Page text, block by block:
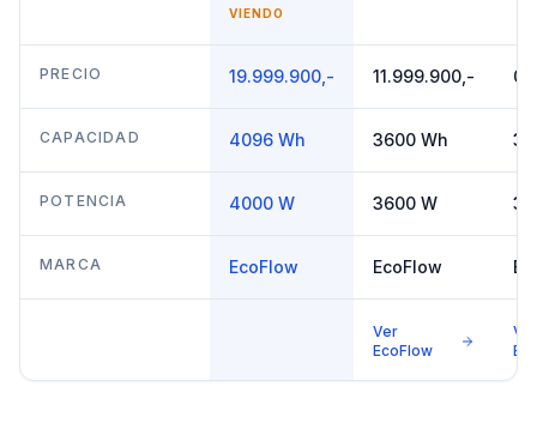
DELTA Pro 3
VIENDO
DELTA Pro
PRECIO 19.999.900,- 11.999.900,- 0,-
CAPACIDAD 4096 Wh 3600 Wh
POTENCIA 4000 W 3600 W
MARCA EcoFlow EcoFlow
Ver
EcoFlow
Ver